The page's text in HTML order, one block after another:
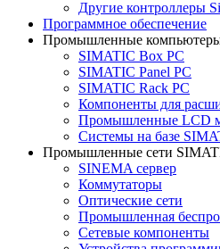
Другие контроллеры
Программное обеспечение
Промышленные
SIMATIC Box PC
SIMATIC Panel PС
SIMATIC Rack PC
Компоненты для
Промышленные LCD
Системы на базе
Промышленные сети
SINEMA сервер
Коммутаторы
Оптические сети
Промышленная
Сетевые компоненты